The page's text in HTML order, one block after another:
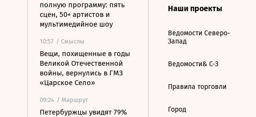
полную программу: пять
сцен, 50+ артистов и
мультимедийное шоу
10:57 / Смыслы
Вещи, похищенные в годы
Великой Отечественной
войны, вернулись в ГМЗ
«Царское Село»
09:24 / Маршрут
Петербуржцы увидят 79%
Наши проекты
Ведомости Северо-
Запад
Ведомости& С-З
Правила торговли
Город